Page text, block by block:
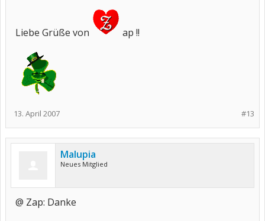
Liebe Grüße von ap !!
#13
13. April 2007
Malupia
Neues Mitglied
@ Zap: Danke